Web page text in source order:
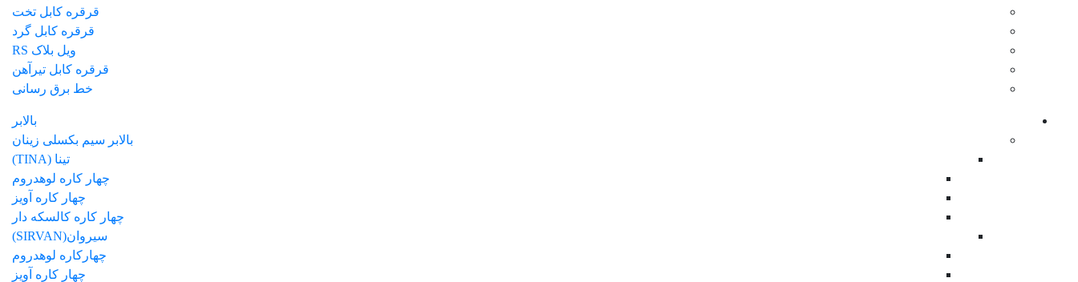
قرقره کابل تخت
قرقره کابل گرد
ویل بلاک RS
قرقره کابل تیرآهن
خط برق رسانی
بالابر
بالابر سیم بکسلی زینان
تینا (TINA)
چهار کاره لوهدروم
چهار کاره آویز
چهار کاره کالسکه دار
سیروان(SIRVAN)
چهارکاره لوهدروم
چهار کاره آویز